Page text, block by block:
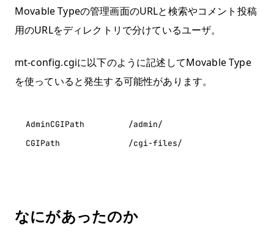
Movable Typeの管理画面のURLと検索やコメント投稿
用のURLをディレクトリで分けているユーザ。
mt-config.cgiに以下のように記述してMovable Type
を使っていると発生する可能性があります。
AdminCGIPath         /admin/
なにがあったのか